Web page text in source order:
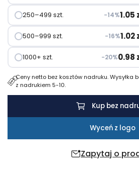
Zapytaj o
250–499 szt. −14%1.05
500–999 szt. −16%1.02
1000+ szt. −20%0.98
Ceny netto bez kosztów nadruku. Wysyłka
z nadrukiem 5-10.
Kup bez
Wyceń z logo